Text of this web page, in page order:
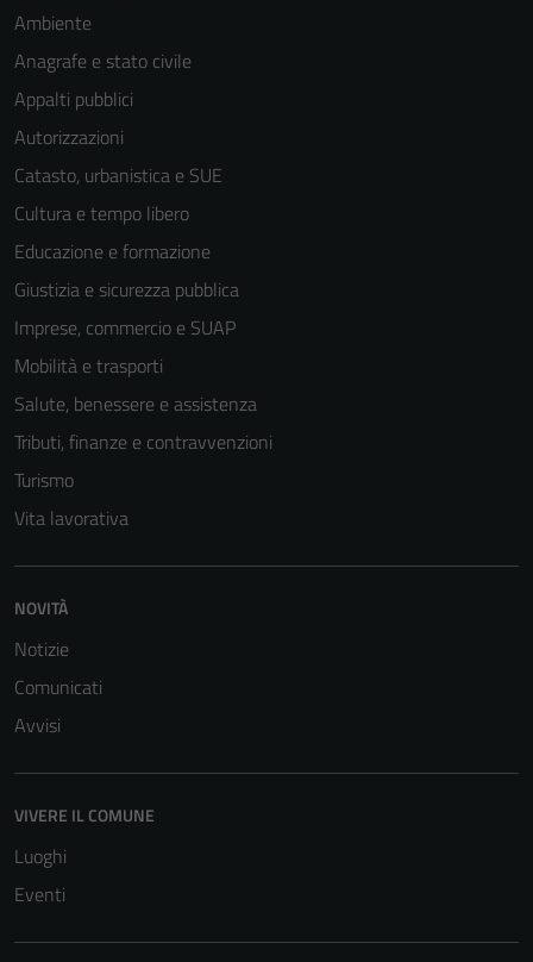
Ambiente
Anagrafe e stato civile
Appalti pubblici
Autorizzazioni
Catasto, urbanistica e SUE
Cultura e tempo libero
Educazione e formazione
Giustizia e sicurezza pubblica
Imprese, commercio e SUAP
Mobilità e trasporti
Salute, benessere e assistenza
Tributi, finanze e contravvenzioni
Turismo
Vita lavorativa
NOVITÀ
Notizie
Comunicati
Avvisi
VIVERE IL COMUNE
Luoghi
Eventi
Tecnici
possono